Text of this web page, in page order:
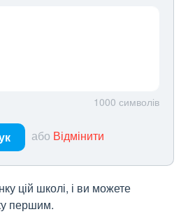
1000 символів
або Відмінити
цій школі, і ви можете
першим.